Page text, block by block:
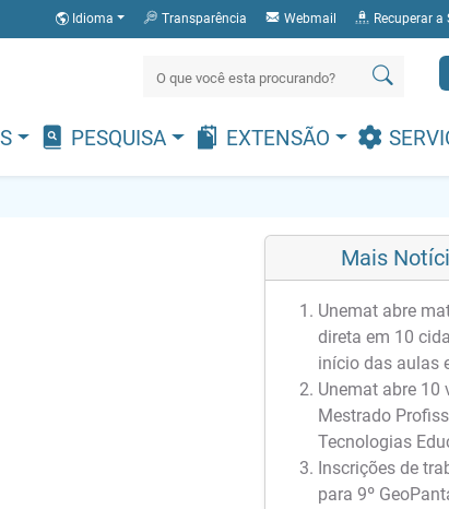
Idioma Transparência Webmail Recuperar a
PESQUISA EXTENSÃO
Mais
Unemat abre
direta em 10
início das aulas
Unemat abre 10
Mestrado
Tecnologias
Inscrições de
para 9º